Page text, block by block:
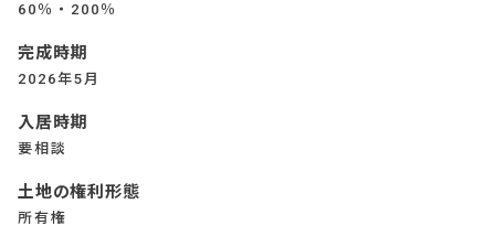
60％・200％
完成時期
2026年5月
入居時期
要相談
土地の権利形態
所有権